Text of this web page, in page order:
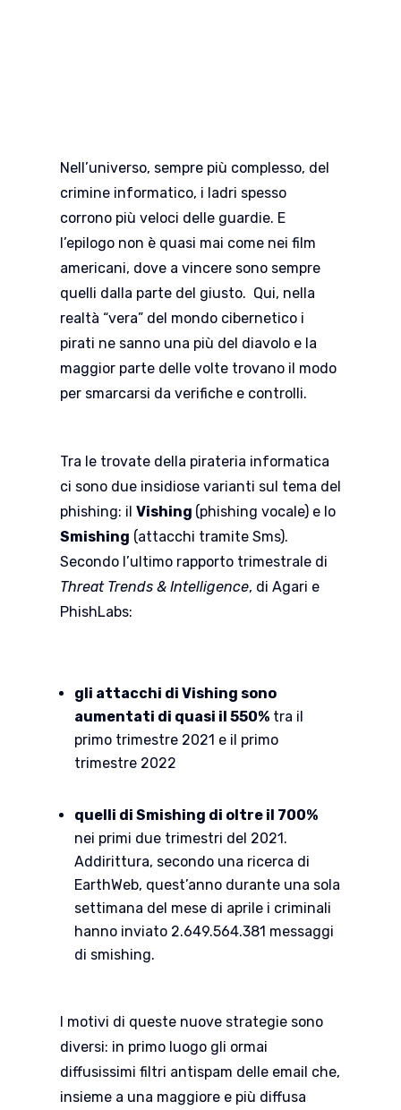
Nell’universo, sempre più complesso, del
crimine informatico, i ladri spesso
corrono più veloci delle guardie. E
l’epilogo non è quasi mai come nei film
americani, dove a vincere sono sempre
quelli dalla parte del giusto. Qui, nella
realtà “vera” del mondo cibernetico i
pirati ne sanno una più del diavolo e la
maggior parte delle volte trovano il modo
per smarcarsi da verifiche e controlli.
Tra le trovate della pirateria informatica
ci sono due insidiose varianti sul tema del
phishing: il Vishing (phishing vocale) e lo
Smishing (attacchi tramite Sms).
Secondo l’ultimo rapporto trimestrale di
Threat Trends & Intelligence, di Agari e
PhishLabs:
gli attacchi di Vishing sono
aumentati di quasi il 550%tra il
primo trimestre 2021 e il primo
trimestre 2022
quelli di Smishing di oltre il 700%
nei primi due trimestri del 2021.
Addirittura, secondo una ricerca di
EarthWeb, quest’anno durante una sola
settimana del mese di aprile i criminali
hanno inviato 2.649.564.381 messaggi
di smishing.
I motivi di queste nuove strategie sono
diversi: in primo luogo gli ormai
diffusissimi filtri antispam delle email che,
insieme a una maggiore e più diffusa